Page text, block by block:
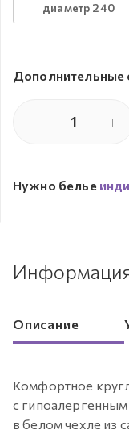
диаметр 240
Дополнительные
Нужно белье
Описание
Комфортное
с
в белом чехле из